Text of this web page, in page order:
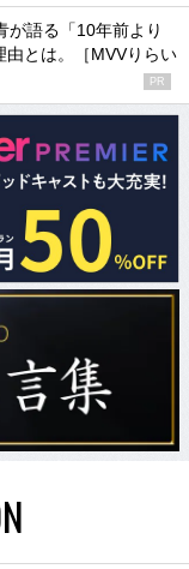
が語る「10年前より
由とは。［MVVりらい
PR